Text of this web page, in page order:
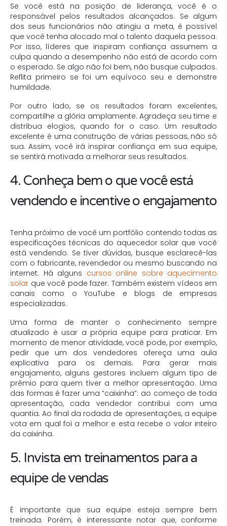
Se você está na posição de liderança, você é o
responsável pelos resultados alcançados. Se algum
dos seus funcionários não atingiu a meta, é possível
que você tenha alocado mal o talento daquela pessoa.
Por isso, líderes que inspiram confiança assumem a
culpa quando a desempenho não está de acordo com
o esperado. Se algo não foi bem, não busque culpados.
Reflita primeiro se foi um equívoco seu e demonstre
humildade.
Por outro lado, se os resultados foram excelentes,
compartilhe a glória amplamente. Agradeça seu time e
distribua elogios, quando for o caso. Um resultado
excelente é uma construção de várias pessoas, não só
sua. Assim, você irá inspirar confiança em sua equipe,
se sentirá motivada a melhorar seus resultados.
4. Conheça bem o que você está
vendendo e incentive o engajamento
Tenha próximo de você um portfólio contendo todas as
especificações técnicas do aquecedor solar que você
está vendendo. Se tiver dúvidas, busque esclarecê-las
com o fabricante, revendedor ou mesmo buscando na
internet. Há alguns cursos online sobre aquecimento
solar que você pode fazer. Também existem vídeos em
canais como o YouTube e blogs de empresas
especializadas.
Uma forma de manter o conhecimento sempre
atualizado é usar a própria equipe para praticar. Em
momento de menor atividade, você pode, por exemplo,
pedir que um dos vendedores ofereça uma aula
explicativa para os demais. Para gerar mais
engajamento, alguns gestores incluem algum tipo de
prêmio para quem tiver a melhor apresentação. Uma
das formas é fazer uma “caixinha”: ao começo de toda
apresentação, cada vendedor contribui com uma
quantia. Ao final da rodada de apresentações, a equipe
vota em qual foi a melhor e esta recebe o valor inteiro
da caixinha.
5. Invista em treinamentos para a
equipe de vendas
É importante que sua equipe esteja sempre bem
treinada. Porém, é interessante notar que, conforme